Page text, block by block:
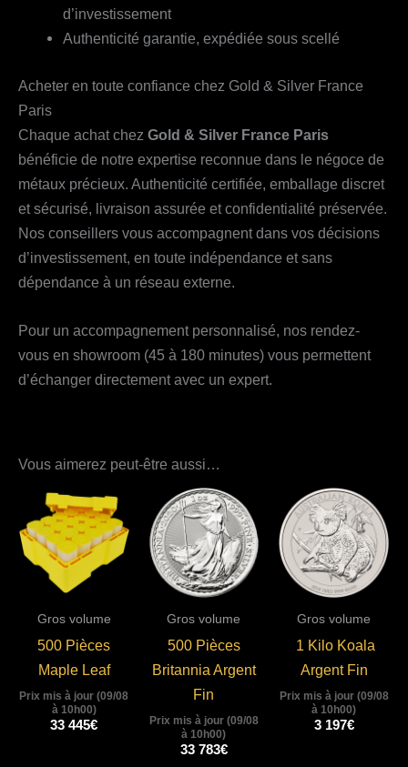
d’investissement
Authenticité garantie, expédiée sous scellé
Acheter en toute confiance chez Gold & Silver France
Paris
Chaque achat chez Gold & Silver France Paris
bénéficie de notre expertise reconnue dans le négoce de
métaux précieux. Authenticité certifiée, emballage discret
et sécurisé, livraison assurée et confidentialité préservée.
Nos conseillers vous accompagnent dans vos décisions
d’investissement, en toute indépendance et sans
dépendance à un réseau externe.
Pour un accompagnement personnalisé, nos rendez-
vous en showroom (45 à 180 minutes) vous permettent
d’échanger directement avec un expert.
Vous aimerez peut-être aussi…
Gros volume
500 Pièces
Maple Leaf
Prix mis à jour (09/08
à 10h00)
33 445€
Gros volume
500 Pièces
Britannia Argent
Fin
Prix mis à jour (09/08
à 10h00)
33 783€
Gros volume
1 Kilo Koala
Argent Fin
Prix mis à jour (09/08
à 10h00)
3 197€